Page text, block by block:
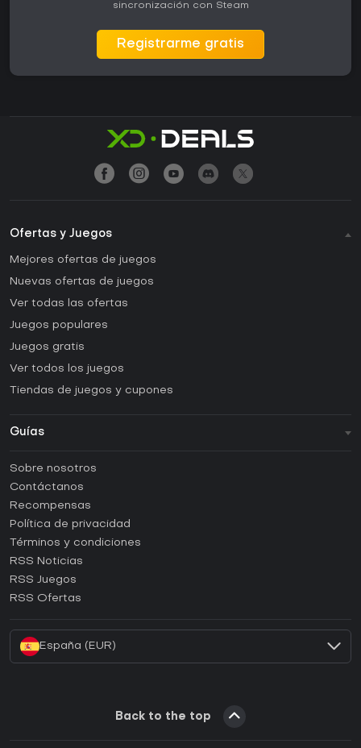
sincronización con Steam
Registrarme gratis
Ofertas y Juegos
Mejores ofertas de juegos
Nuevas ofertas de juegos
Ver todas las ofertas
Juegos populares
Juegos gratis
Ver todos los juegos
Tiendas de juegos y cupones
Guías
Guías y tutoriales
¿Cómo activar una CD Key de Steam?
¿Cómo activar una CD Key de Epic Games?
¿Cómo activar una CD Key de GOG?
¿Cómo activar una CD Key de Ubisoft Connect?
Sobre nosotros
Contáctanos
Recompensas
Política de privacidad
Términos y condiciones
RSS Noticias
RSS Juegos
RSS Ofertas
España (EUR)
Back to the top